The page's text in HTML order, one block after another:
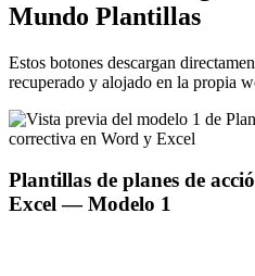
Mundo Plantillas
Estos botones descargan
recuperado y alojado en la propia
Plantillas de planes de
Excel— Modelo 1